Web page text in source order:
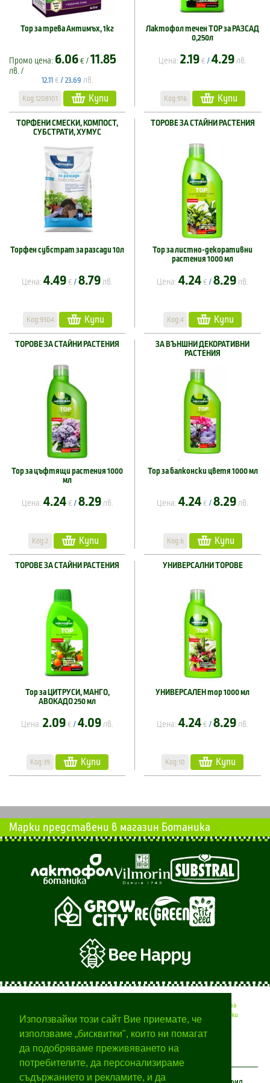
Използвайки този сайт Вие приемате, че
използваме „бисквитки", които ни помагат
да подобряваме преживяването на
потребителите, да персонализираме
съдържанието и рекламите, и да
Тор за трева Антимъх, 1кг
Промо цена: 6.06 € / 11.85
лв. /
12.11 € / 23.69 лв.
Код:1208101 Купи
Лактофол течен ТОР за РАЗСАД
0,250л
Цена: 2.19 € / 4.29 лв.
Код:916 Купи
ТОРФЕНИ СМЕСКИ, КОМПОСТ,
СУБСТРАТИ, ХУМУС
Торфен субстрат за разсади 10л
Цена: 4.49 € / 8.79 лв.
Код:9304 Купи
ТОРОВЕ ЗА СТАЙНИ РАСТЕНИЯ
Тор за листно-декоративни
растения 1000 мл
Цена: 4.24 € / 8.29 лв.
Код:4 Купи
ТОРОВЕ ЗА СТАЙНИ РАСТЕНИЯ
Тор за цъфтящи растения 1000
мл
Цена: 4.24 € / 8.29 лв.
Код:2 Купи
ЗА ВЪНШНИ ДЕКОРАТИВНИ
РАСТЕНИЯ
Тор за балконски цветя 1000 мл
Цена: 4.24 € / 8.29 лв.
Код:6 Купи
ТОРОВЕ ЗА СТАЙНИ РАСТЕНИЯ
Тор за ЦИТРУСИ, МАНГО,
АВОКАДО 250 мл
Цена: 2.09 € / 4.09 лв.
Код:39 Купи
УНИВЕРСАЛНИ ТОРОВЕ
УНИВЕРСАЛЕН тор 1000 мл
Цена: 4.24 € / 8.29 лв.
Код:10 Купи
Марки представени в магазин Ботаника
Тук ще намерите полезни съвети от професионалисти за
вашата градина, времето за различните селскостопански
дейности и начини за отглеждане на различни растения.